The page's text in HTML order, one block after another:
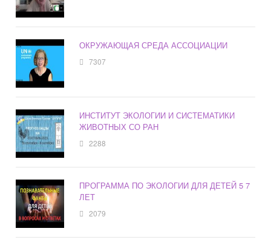
ОКРУЖАЮЩАЯ СРЕДА АССОЦИАЦИИ
7307
ИНСТИТУТ ЭКОЛОГИИ И СИСТЕМАТИКИ
ЖИВОТНЫХ СО РАН
2288
ПРОГРАММА ПО ЭКОЛОГИИ ДЛЯ ДЕТЕЙ 5 7
ЛЕТ
2079